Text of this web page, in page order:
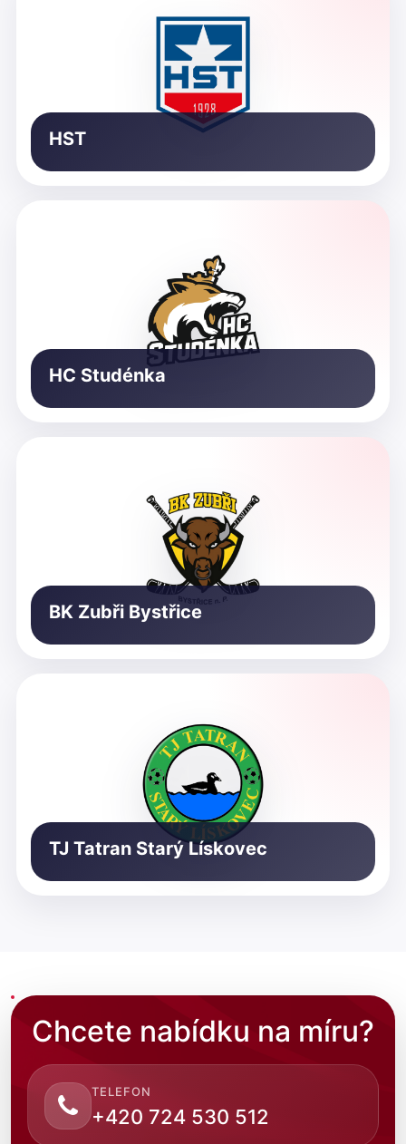
HST
HC Studénka
BK Zubři Bystřice
TJ Tatran Starý Lískovec
Chcete nabídku na míru?
TELEFON
+420 724 530 512